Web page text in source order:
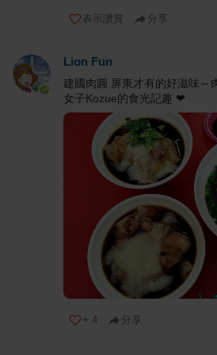
表示讚賞 分享
Lion Fun
建國肉圓 屏東才有的好滋味～
女子Kozue的食光記趣 ❤
+ 4 分享